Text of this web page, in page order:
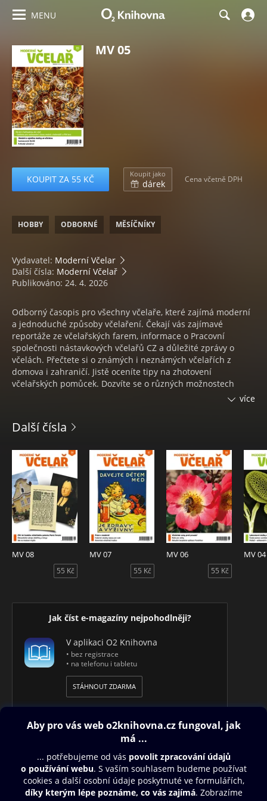
MENU
MV 05
KOUPIT ZA 55 KČ Koupit jako
dárek Cena včetně DPH
HOBBY ODBORNÉ MĚSÍČNÍKY
Vydavatel: Moderní Včelar
Další čísla: Moderní Včelař
Publikováno: 24. 4. 2026
Odborný časopis pro všechny včelaře, které zajímá moderní
a jednoduché způsoby včelaření. Čekají vás zajímavé
reportáže ze včelařských farem, informace o Pracovní
společnosti nástavkových včelařů CZ a důležité zprávy o
včelách. Přečtete si o známých i neznámých včelařích z
domova i zahraničí. Jistě oceníte tipy na zhotovení
včelařských pomůcek. Dozvíte se o různých možnostech
využití včelích produktů nejen pro lidské zdraví a krásu.
Začínáme včelařit PSNV info Nemoci včel Včelí pastva
Časopis Moderní včelař jistě osloví i nejmladší včelaře - děti,
pro které je připraveno například včelařskotechnické
minimum i jak začít se včelařstvím.
více
Další čísla
MV 08
55 Kč
MV 07
55 Kč
MV 06
55 Kč
MV 04
Jak číst e-magazíny nejpohodlněji?
V aplikaci O2 Knihovna
• bez registrace
• na telefonu i tabletu
STÁHNOUT ZDARMA
Obsah ke stažení
Moje O2 Knihovna